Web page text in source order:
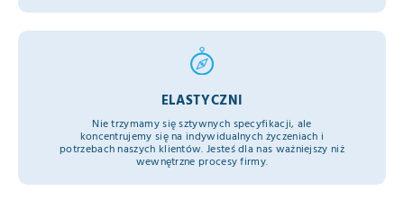
ELASTYCZNI
Nie trzymamy się sztywnych specyfikacji, ale
koncentrujemy się na indywidualnych życzeniach i
potrzebach naszych klientów. Jesteś dla nas ważniejszy niż
wewnętrzne procesy firmy.